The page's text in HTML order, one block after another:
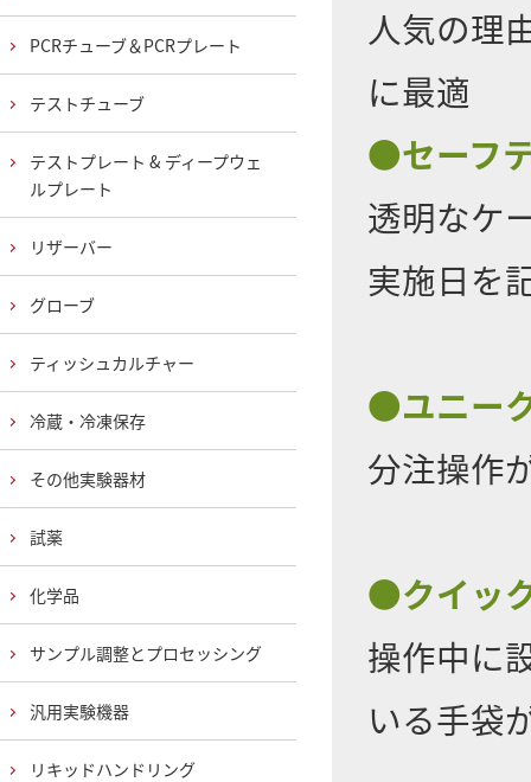
人気の理
に最適
●セーフ
透明なケ
実施日を
●ユニー
分注操作
●クイッ
操作中に
いる手袋
PCRチューブ＆PCRプレート
テストチューブ
テストプレート & ディープウェ
ルプレート
リザーバー
グローブ
ティッシュカルチャー
冷蔵・冷凍保存
その他実験器材
試薬
化学品
サンプル調整とプロセッシング
汎用実験機器
リキッドハンドリング